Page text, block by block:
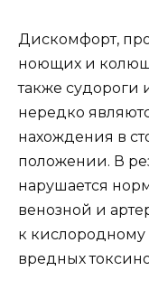
Дискомфорт,
ноющих и
также судороги
нередко
нахождения в
положении. В
нарушается
венозной и
к
вредных